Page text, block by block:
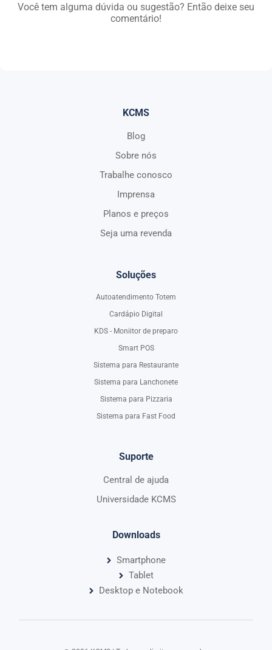
Você tem alguma dúvida ou sugestão? Então deixe seu
comentário!
KCMS
Blog
Sobre nós
Trabalhe conosco
Imprensa
Planos e preços
Seja uma revenda
Soluções
Autoatendimento Totem
Cardápio Digital
KDS - Moniitor de preparo
Smart POS
Sistema para Restaurante
Sistema para Lanchonete
Sistema para Pizzaria
Sistema para Fast Food
Suporte
Central de ajuda
Universidade KCMS
Downloads
Smartphone
Tablet
Desktop e Notebook